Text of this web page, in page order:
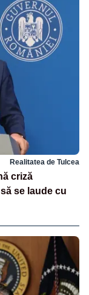
Realitatea de Tulcea
criză
se laude cu